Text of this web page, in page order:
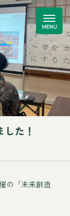
た！
の「未来創造